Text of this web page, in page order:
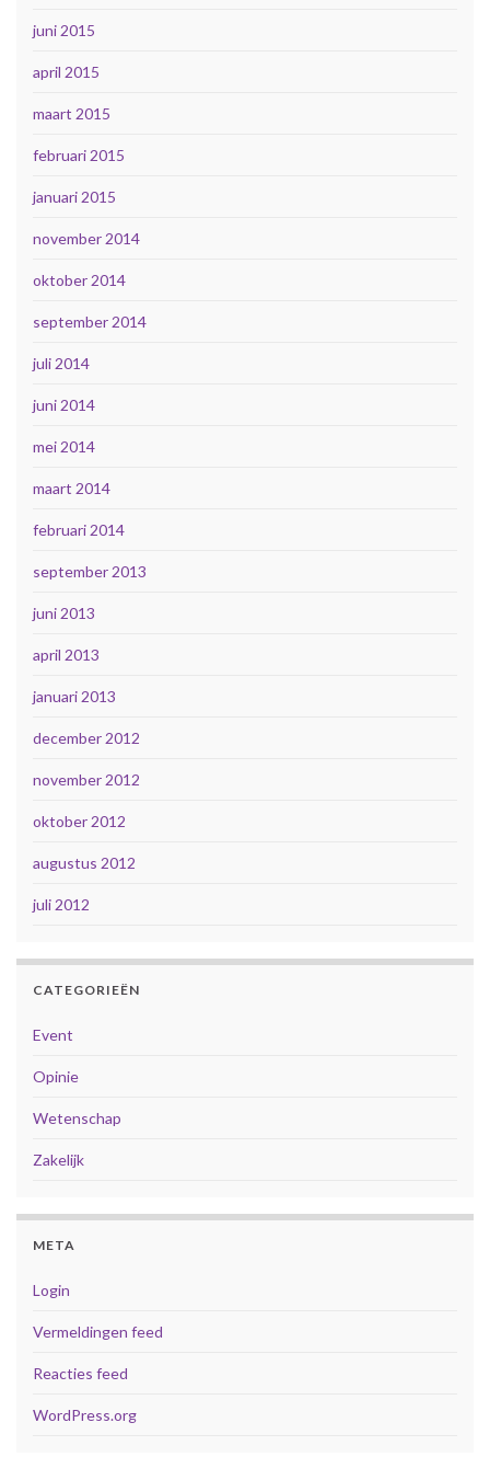
juni 2015
april 2015
maart 2015
februari 2015
januari 2015
november 2014
oktober 2014
september 2014
juli 2014
juni 2014
mei 2014
maart 2014
februari 2014
september 2013
juni 2013
april 2013
januari 2013
december 2012
november 2012
oktober 2012
augustus 2012
juli 2012
CATEGORIEËN
Event
Opinie
Wetenschap
Zakelijk
META
Login
Vermeldingen feed
Reacties feed
WordPress.org